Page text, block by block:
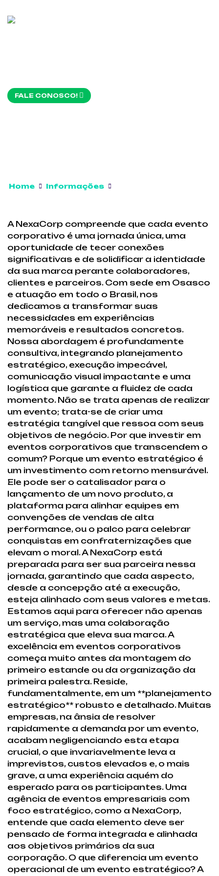
FALE CONOSCO!
Home Informações
A NexaCorp compreende que cada evento
corporativo é uma jornada única, uma
oportunidade de tecer conexões
significativas e de solidificar a identidade
da sua marca perante colaboradores,
clientes e parceiros. Com sede em Osasco
e atuação em todo o Brasil, nos
dedicamos a transformar suas
necessidades em experiências
memoráveis e resultados concretos.
Nossa abordagem é profundamente
consultiva, integrando planejamento
estratégico, execução impecável,
comunicação visual impactante e uma
logística que garante a fluidez de cada
momento. Não se trata apenas de realizar
um evento; trata-se de criar uma
estratégia tangível que ressoa com seus
objetivos de negócio. Por que investir em
eventos corporativos que transcendem o
comum? Porque um evento estratégico é
um investimento com retorno mensurável.
Ele pode ser o catalisador para o
lançamento de um novo produto, a
plataforma para alinhar equipes em
convenções de vendas de alta
performance, ou o palco para celebrar
conquistas em confraternizações que
elevam o moral. A NexaCorp está
preparada para ser sua parceira nessa
jornada, garantindo que cada aspecto,
desde a concepção até a execução,
esteja alinhado com seus valores e metas.
Estamos aqui para oferecer não apenas
um serviço, mas uma colaboração
estratégica que eleva sua marca. A
excelência em eventos corporativos
começa muito antes da montagem do
primeiro estande ou da organização da
primeira palestra. Reside,
fundamentalmente, em um **planejamento
estratégico** robusto e detalhado. Muitas
empresas, na ânsia de resolver
rapidamente a demanda por um evento,
acabam negligenciando esta etapa
crucial, o que invariavelmente leva a
imprevistos, custos elevados e, o mais
grave, a uma experiência aquém do
esperado para os participantes. Uma
agência de eventos empresariais com
foco estratégico, como a NexaCorp,
entende que cada elemento deve ser
pensado de forma integrada e alinhada
aos objetivos primários da sua
corporação. O que diferencia um evento
operacional de um evento estratégico? A